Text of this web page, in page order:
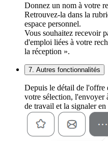
Donnez un nom à votre
Retrouvez-la dans la
espace personnel.
Vous souhaitez recevoir
d'emploi liées à votre
la réception ».
7. Autres fonctionnalités
Depuis le détail de l'offre
votre sélection, l'envoyer
de travail et la signaler